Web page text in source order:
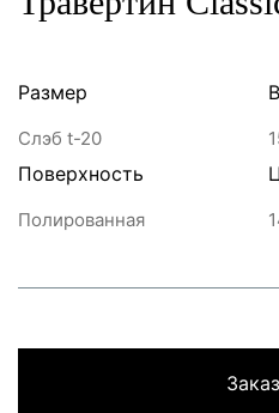
Размер
Слэб t-20
Поверхность
Полированная